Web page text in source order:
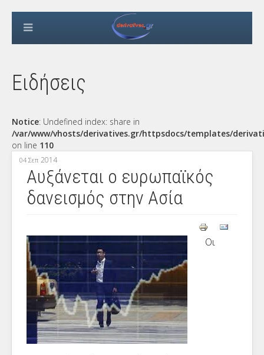
Ειδήσεις
Notice: Undefined index: share in
/var/www/vhosts/derivatives.gr/httpsdocs/templates/
on line 110
04 Σεπ 2014
Αυξάνεται ο ευρωπαϊκός
δανεισμός στην Ασία
Οι